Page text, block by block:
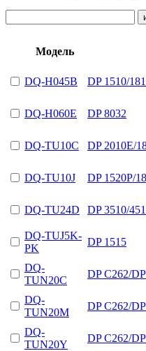
Модель
DQ-H045B DP 1510/
DQ-H060E DP 8032
DQ-TU10C DP 2010E/
DQ-TU10J DP 1520P/
DQ-TU24D DP 3510/
DQ-TUJ5K-
PK
DP 1515
DQ-
TUN20C
DP C262/
DQ-
TUN20M
DP C262/
DQ-
TUN20Y
DP C262/